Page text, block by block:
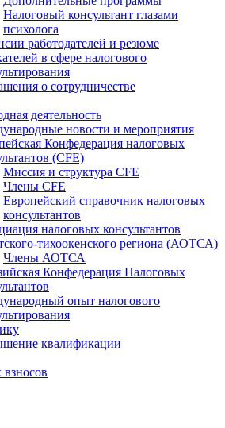
Налоговый консультант глазами
психолога
работодателей и резюме
в сфере налогового
о сотрудничестве
деятельность
новости и мероприятия
Конфедерация налоговых
(CFE)
Миссия и структура CFE
Члены CFE
Европейский справочник налоговых
консультантов
налоговых консультантов
тихоокенского региона (АОТСА)
Члены АОТСА
Конфедерация Налоговых
опыт налогового
квалификации